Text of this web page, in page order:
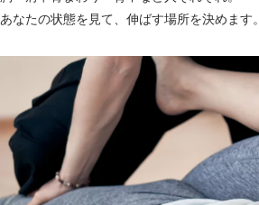
あなたの状態を見て、伸ばす場所を決めます。